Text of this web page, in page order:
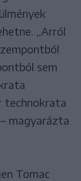
,,Arról
sem
technokrata
magyarázta
Tomac